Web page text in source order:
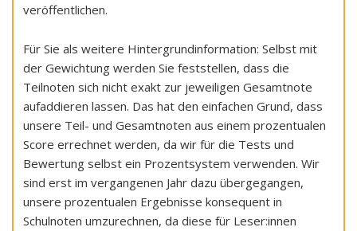
veröffentlichen.
Für Sie als weitere Hintergrundinformation: Selbst mit
der Gewichtung werden Sie feststellen, dass die
Teilnoten sich nicht exakt zur jeweiligen Gesamtnote
aufaddieren lassen. Das hat den einfachen Grund, dass
unsere Teil- und Gesamtnoten aus einem prozentualen
Score errechnet werden, da wir für die Tests und
Bewertung selbst ein Prozentsystem verwenden. Wir
sind erst im vergangenen Jahr dazu übergegangen,
unsere prozentualen Ergebnisse konsequent in
Schulnoten umzurechnen, da diese für Leser:innen